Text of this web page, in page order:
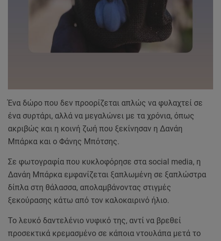
Ένα δώρο που δεν προορίζεται απλώς να φυλαχτεί σε
ένα συρτάρι, αλλά να μεγαλώνει με τα χρόνια, όπως
ακριβώς και η κοινή ζωή που ξεκίνησαν η Δανάη
Μπάρκα και ο Φάνης Μπότσης.
Σε φωτογραφία που κυκλοφόρησε στα social media, η
Δανάη Μπάρκα εμφανίζεται ξαπλωμένη σε ξαπλώστρα
δίπλα στη θάλασσα, απολαμβάνοντας στιγμές
ξεκούρασης κάτω από τον καλοκαιρινό ήλιο.
Το λευκό δαντελένιο νυφικό της, αντί να βρεθεί
προσεκτικά κρεμασμένο σε κάποια ντουλάπα μετά το